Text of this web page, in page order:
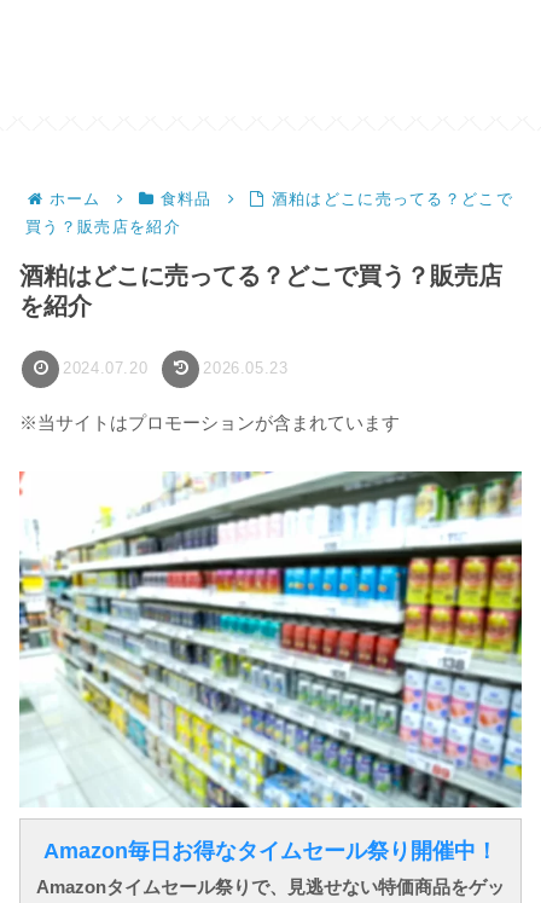
ホーム 食料品
酒粕はどこに売ってる？どこで
買う？販売店を紹介
酒粕はどこに売ってる？どこで買う？販売店
を紹介
2024.07.20 2026.05.23
※当サイトはプロモーションが含まれています
Amazon毎日お得なタイムセール祭り開催中！
Amazonタイムセール祭りで、見逃せない特価商品をゲッ